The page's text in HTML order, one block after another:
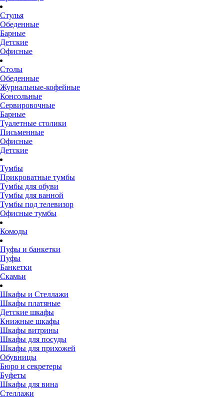
Стулья
Обеденные
Барные
Детские
Офисные
Столы
Обеденные
Журнальные-кофейные
Консольные
Сервировочные
Барные
Туалетные столики
Письменные
Офисные
Детские
Тумбы
Прикроватные тумбы
Тумбы для обуви
Тумбы для ванной
Тумбы под телевизор
Офисные тумбы
Комоды
Пуфы и банкетки
Пуфы
Банкетки
Скамьи
Шкафы и Стеллажи
Шкафы платяные
Детские шкафы
Книжные шкафы
Шкафы витрины
Шкафы для посуды
Шкафы для прихожей
Обувницы
Бюро и секретеры
Буфеты
Шкафы для вина
Стеллажи